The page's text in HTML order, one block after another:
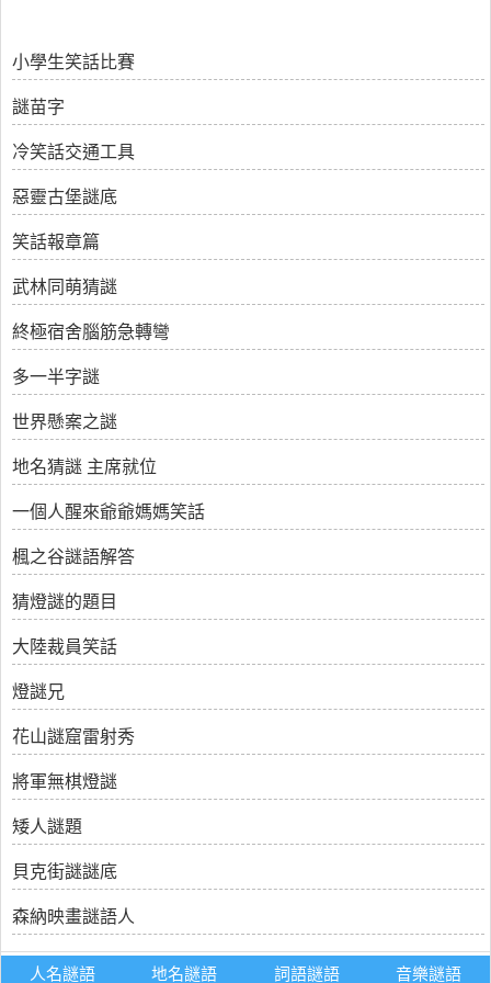
小學生笑話比賽
謎苗字
冷笑話交通工具
惡靈古堡謎底
笑話報章篇
武林同萌猜謎
終極宿舍腦筋急轉彎
多一半字謎
世界懸案之謎
地名猜謎 主席就位
一個人醒來爺爺媽媽笑話
楓之谷謎語解答
猜燈謎的題目
大陸裁員笑話
燈謎兄
花山謎窟雷射秀
將軍無棋燈謎
矮人謎題
貝克街謎謎底
森納映畫謎語人
人名謎語 地名謎語 詞語謎語 音樂謎語